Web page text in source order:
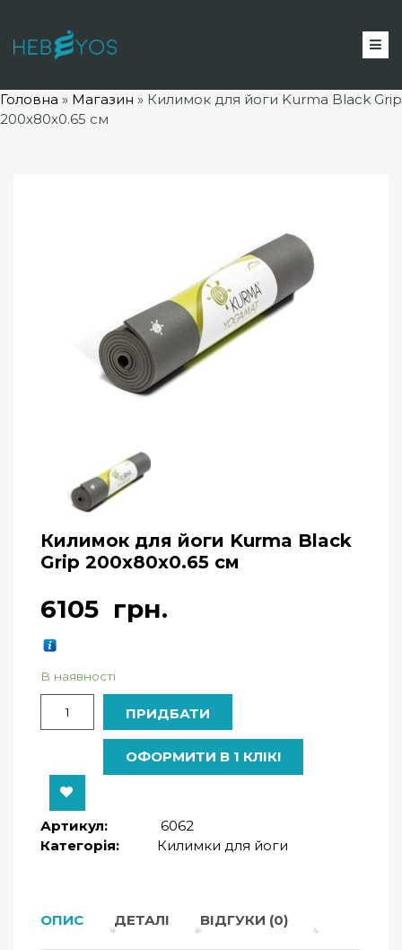
Головна » Магазин » Килимок для йоги Kurma Black Grip
200х80х0.65 см
Килимок для йоги Kurma Black
Grip 200х80х0.65 см
6105 грн.
В наявності
ПРИДБАТИ
ОФОРМИТИ В 1 КЛІК!
Артикул:
6062
Категорія:
Килимки для йоги
ОПИС ДЕТАЛІ ВІДГУКИ (0)